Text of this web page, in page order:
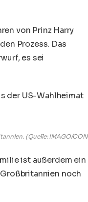
von Prinz Harry
Prozess. Das
es sei
(Quelle: IMAGO/CON
ist außerdem ein
noch